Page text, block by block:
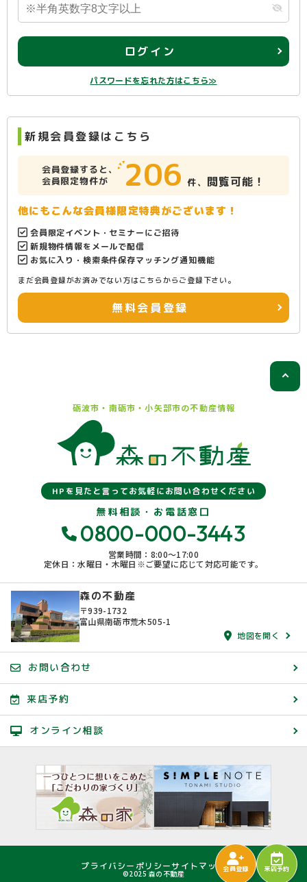
ログイン
パスワードを忘れた方はこちら≫
新規会員登録はこちら
会員登録すると、
会員限定物件が
206 件、 閲覧可能！
他にもこんな会員様限定特典がございます！
会員限定イベント・セミナーにご招待
新規物件情報をメールで配信
お気に入り・検索条件保存マッチング通知機能
まだ会員登録がお済みでない方はこちらからご登録下さい。
無料会員登録
会員登録 来店予約
砺波市・南砺市・小矢部市の不動産情報
HPを見たと言ってお気軽にお問い合わせください
無料相談・お電話窓口
0800-000-3443
営業時間：8:00〜17:00
定休日：水曜日・木曜日※ご要望に応じて対応可能です。
森の不動産
〒939-1732
富山県南砺市荒木505-1
地図を開く
お問い合わせ
来店予約
オンライン相談
プライバシーポリシーサイトマップ
©2025 森の不動産